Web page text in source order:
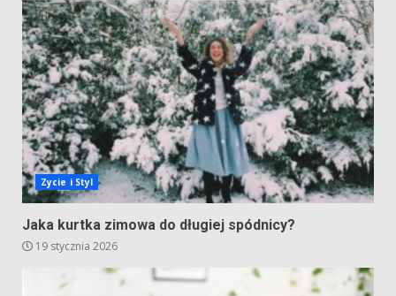
Zycie i Styl
Jaka kurtka zimowa do długiej spódnicy?
19 stycznia 2026